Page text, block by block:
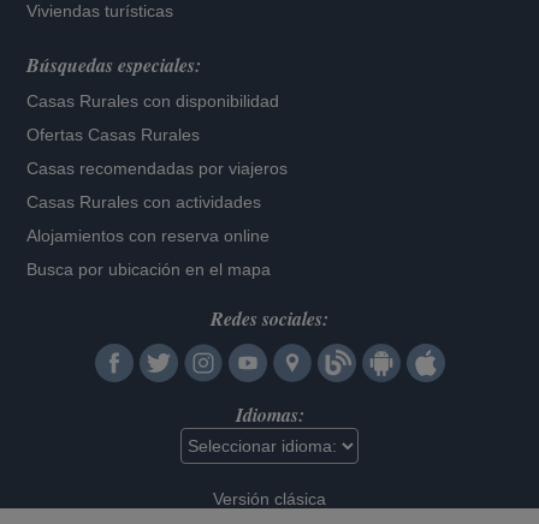
Viviendas turísticas
Búsquedas especiales:
Casas Rurales con disponibilidad
Ofertas Casas Rurales
Casas recomendadas por viajeros
Casas Rurales con actividades
Alojamientos con reserva online
Busca por ubicación en el mapa
Redes sociales:
Idiomas:
Versión clásica